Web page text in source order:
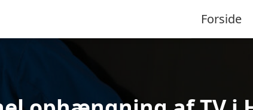
Forside